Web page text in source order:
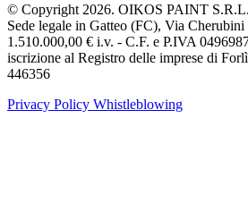
© Copyright 2026. OIKOS PAINT S.R.L.
Sede legale in Gatteo (FC), Via
1.510.000,00 € i.v. - C.F. e P.IVA
iscrizione al Registro delle imprese di
446356
Privacy Policy Whistleblowing